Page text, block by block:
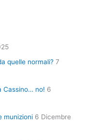
quelle normali? 7
Cassino… no! 6
munizioni 6 Dicembre